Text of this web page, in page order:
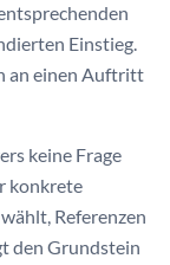
Einstieg.
an einen Auftritt
keine Frage
konkrete
Referenzen
den Grundstein